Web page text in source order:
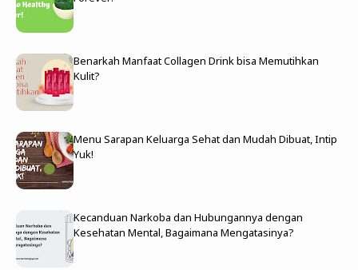
Benarkah Manfaat Collagen Drink bisa Memutihkan
Kulit?
Menu Sarapan Keluarga Sehat dan Mudah Dibuat, Intip
Yuk!
Kecanduan Narkoba dan Hubungannya dengan
Kesehatan Mental, Bagaimana Mengatasinya?